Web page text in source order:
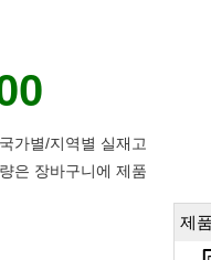
the quantity.
가별/지역별 실재고
은 장바구니에 제품
제